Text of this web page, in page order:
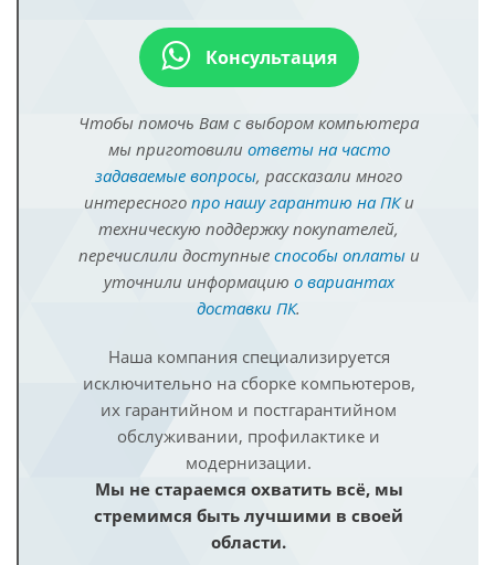
Консультация
Чтобы помочь Вам с выбором компьютера
мы приготовили ответы на часто
задаваемые вопросы, рассказали много
интересного про нашу гарантию на ПКи
техническую поддержку покупателей,
перечислили доступные способы оплатыи
уточнили информацию о вариантах
доставки ПК.
Наша компания специализируется
исключительно на сборке компьютеров,
их гарантийном и постгарантийном
обслуживании, профилактике и
модернизации.
Мы не стараемся охватить всё, мы
стремимся быть лучшими в своей
области.